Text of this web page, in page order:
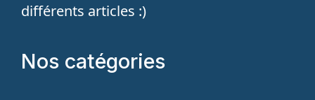
différents articles :)
Nos catégories